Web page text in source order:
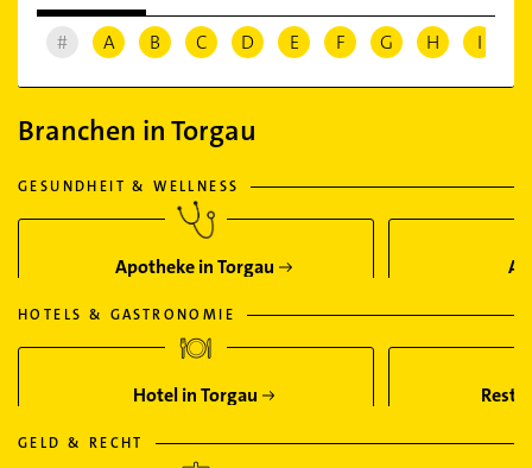
# A B C D E F G H I
Branchen in Torgau
GESUNDHEIT & WELLNESS
Apotheke in Torgau
HOTELS & GASTRONOMIE
Hotel in Torgau
GELD & RECHT